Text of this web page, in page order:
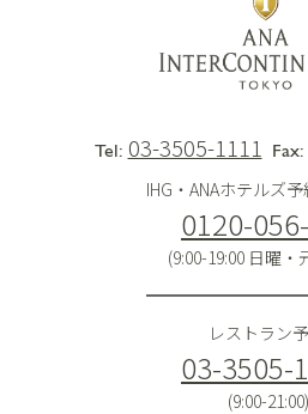
Tel: 03-3505-1111 Fax:
IHG・ANAホテルズ
0120-
(9:00-19:00 日曜・
レストラン
03-3505-
(9:00-21:00)